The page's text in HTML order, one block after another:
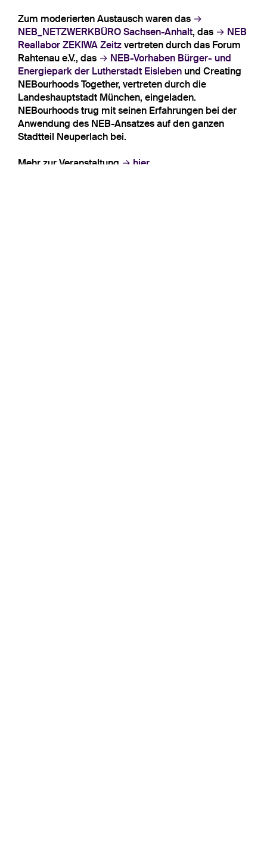
Zum moderierten Austausch waren das
NEB_NETZWERKBÜRO Sachsen-Anhalt, das
NEB
Reallabor ZEKIWA Zeitzvertreten durch das Forum
Rahtenau e.V., das
NEB-Vorhaben Bürger- und
Energiepark der Lutherstadt Eisleben und Creating
NEBourhoods Together, vertreten durch die
Landeshauptstadt München, eingeladen.
NEBourhoods trug mit seinen Erfahrungen bei der
Anwendung des NEB-Ansatzes auf den ganzen
Stadtteil Neuperlach bei.
Mehr zur Veranstaltung hier